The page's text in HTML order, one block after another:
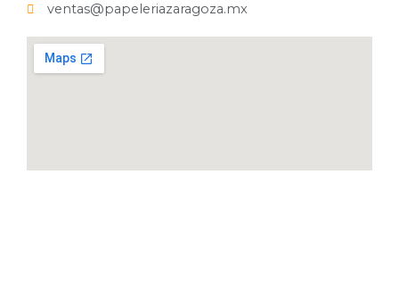
ventas@papeleriazaragoza.mx